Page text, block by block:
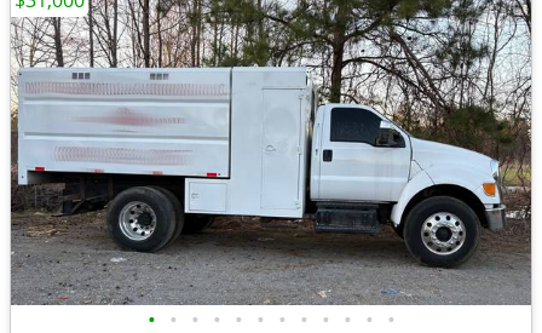
• • • • • • • • • • • •